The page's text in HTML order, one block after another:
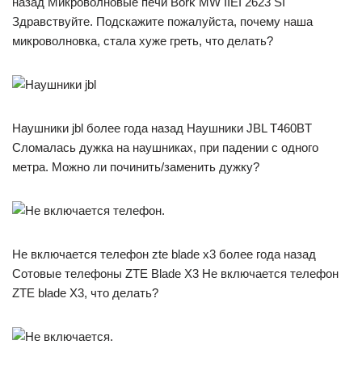
Здравствуйте. Подскажите пожалуйста, почему наша
микроволновка, стала хуже греть, что делать?
Наушники jbl более года назад Наушники JBL T460BT
Сломалась дужка на наушниках, при падении с одного
метра. Можно ли починить/заменить дужку?
Не включается телефон zte blade x3 более года назад
Сотовые телефоны ZTE Blade X3 Не включается телефон
ZTE blade X3, что делать?